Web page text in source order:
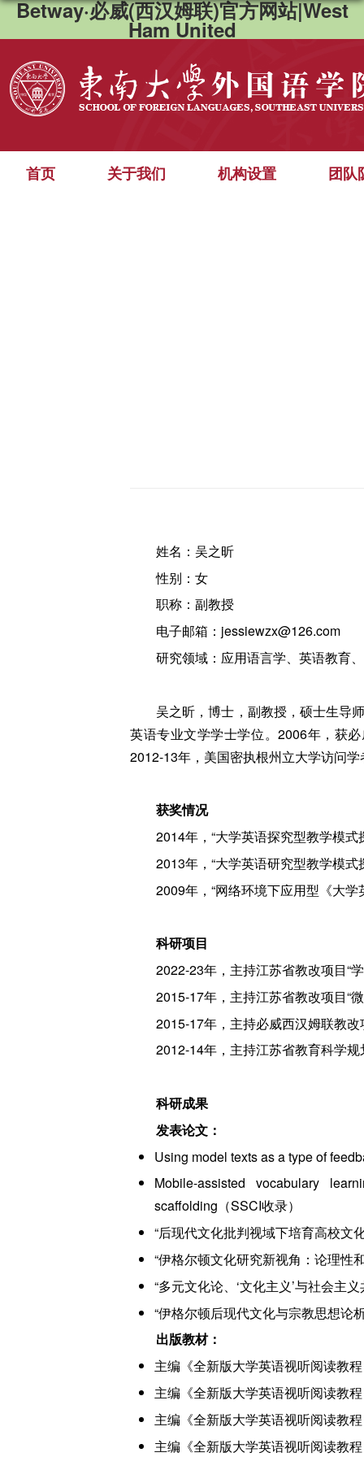
Betway·必威(西汉姆联)官方网站|West
Ham United
首页 关于我们 机构设置 团队
姓名：吴之昕
性别：女
职称：副教授
电子邮箱：jessiewzx@126.com
研究领域：应用语言学、英语教育
吴之昕，博士，副教授，硕士生导
英语专业文学学士学位。2006年，获
2012-13年，美国密执根州立大学访问学
获奖情况
2014年，“大学英语探究型教学模
2013年，“大学英语研究型教学模
2009年，“网络环境下应用型《大
科研项目
2022-23年，主持江苏省教改项目“
2015-17年，主持江苏省教改项目“
2015-17年，主持必威西汉姆联教改
2012-14年，主持江苏省教育科学
科研成果
发表论文：
Using model texts as a type of
Mobile-assisted vocabulary
scaffolding（SSCI收录）
“后现代文化批判视域下培育高校文
“伊格尔顿文化研究新视角：论理性
“多元文化论、‘文化主义’与社会主
“伊格尔顿后现代文化与宗教思想论
出版教材：
主编《全新版大学英语视听阅读教
主编《全新版大学英语视听阅读教
主编《全新版大学英语视听阅读教
主编《全新版大学英语视听阅读教